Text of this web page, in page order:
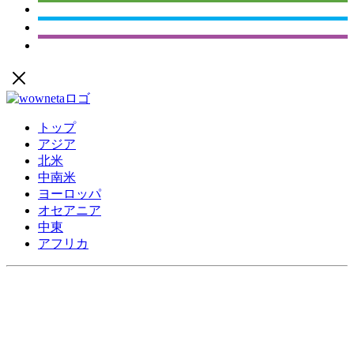
トップ
アジア
北米
中南米
ヨーロッパ
オセアニア
中東
アフリカ